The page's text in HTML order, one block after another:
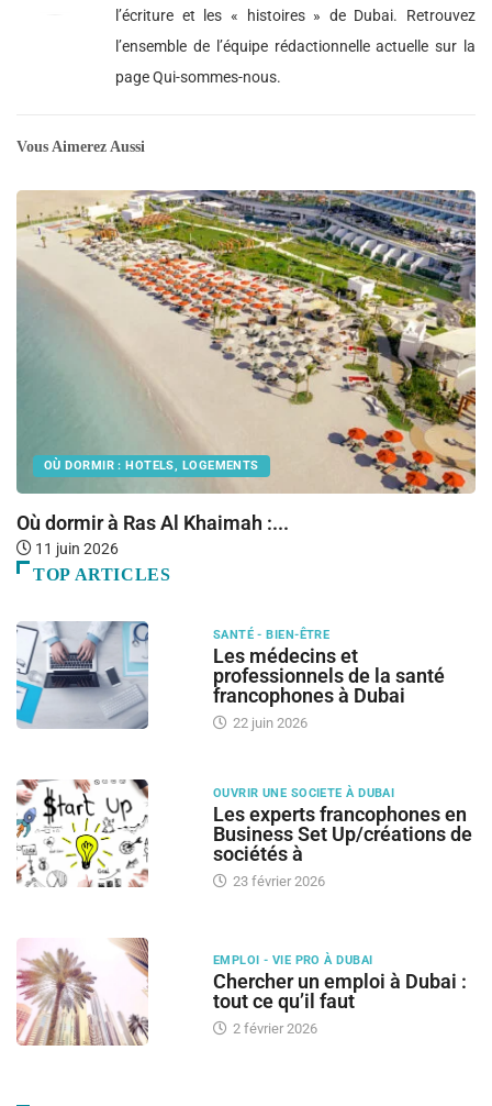
l’écriture et les « histoires » de Dubai. Retrouvez
l’ensemble de l’équipe rédactionnelle actuelle sur la
page Qui-sommes-nous.
Vous Aimerez Aussi
OÙ DORMIR : HOTELS, LOGEMENTS
Où dormir à Ras Al Khaimah :...
11 juin 2026
TOP ARTICLES
SANTÉ - BIEN-ÊTRE
Les médecins et
professionnels de la santé
francophones à Dubai
22 juin 2026
OUVRIR UNE SOCIETE À DUBAI
Les experts francophones en
Business Set Up/créations de
sociétés à
23 février 2026
EMPLOI - VIE PRO À DUBAI
Chercher un emploi à Dubai :
tout ce qu’il faut
2 février 2026